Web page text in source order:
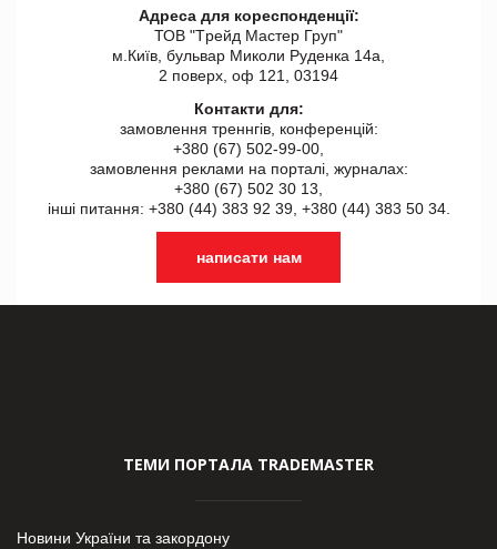
Адреса для кореспонденції:
ТОВ "Tрейд Мастер Груп"
м.Київ, бульвар Миколи Руденка 14а,
2 поверх, оф 121, 03194
Контакти для:
замовлення треннгів, конференцій:
+380 (67) 502-99-00,
замовлення реклами на порталі, журналах:
+380 (67) 502 30 13,
інші питання: +380 (44) 383 92 39, +380 (44) 383 50 34.
написати нам
ТЕМИ ПОРТАЛА TRADEMASTER
Новини України та закордону